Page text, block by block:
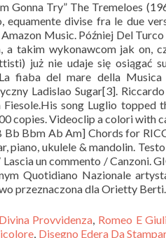
Provvidenza, Romeo E
, Disegno Edera Da